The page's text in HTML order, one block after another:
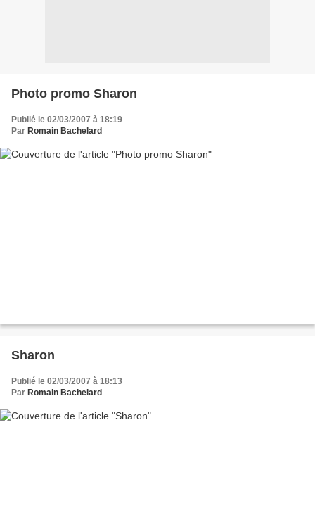
Photo promo Sharon
Publié le 02/03/2007 à 18:19
Par Romain Bachelard
Sharon
Publié le 02/03/2007 à 18:13
Par Romain Bachelard